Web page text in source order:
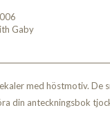
Gaby
med höstmotiv. De
din anteckningsbok